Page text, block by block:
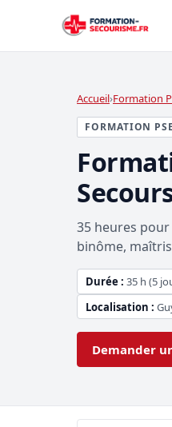
Accueil Formation
FORMATION
35 heures
binôme,
Durée : 35 h (5
Localisation :
Demander